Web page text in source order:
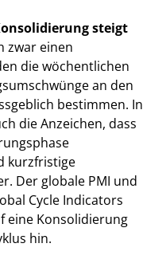
steigt
zwar einen
die wöchentlichen
an den
bestimmen. In
die Anzeichen, dass
kurzfristige
Der globale PMI und
Cycle Indicators
eine Konsolidierung
hin.